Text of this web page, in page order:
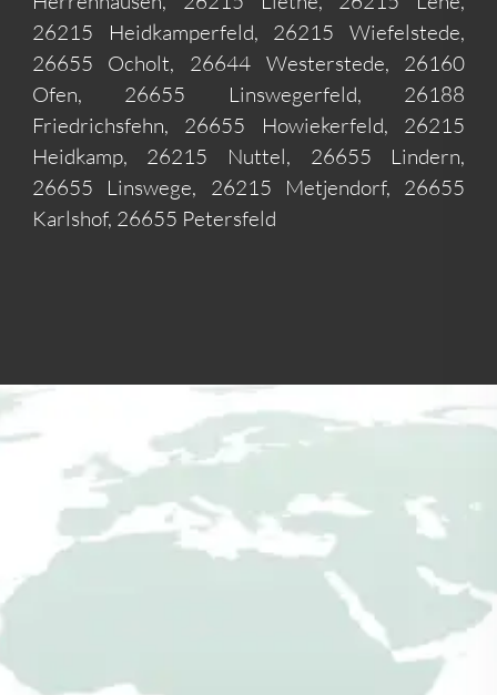
26215 Heidkamperfeld, 26215 Wiefelstede,
26655 Ocholt, 26644 Westerstede, 26160
Ofen, 26655 Linswegerfeld, 26188
Friedrichsfehn, 26655 Howiekerfeld, 26215
Heidkamp, 26215 Nuttel, 26655 Lindern,
26655 Linswege, 26215 Metjendorf, 26655
Karlshof, 26655 Petersfeld